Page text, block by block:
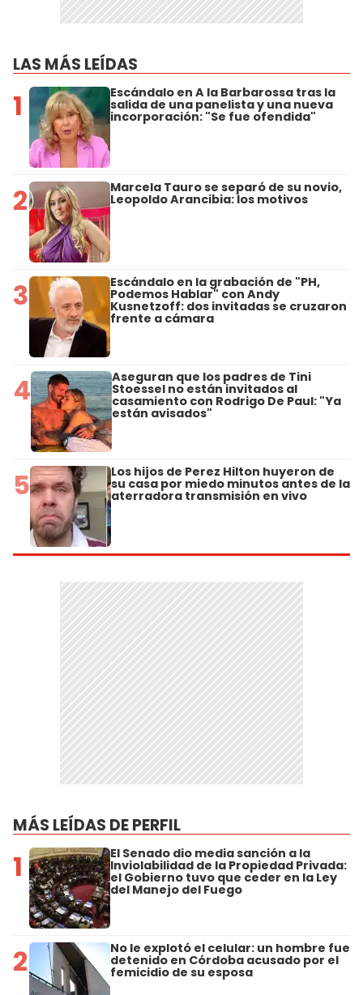
LAS MÁS LEÍDAS
1 Escándalo en A la Barbarossa tras la
salida de una panelista y una nueva
incorporación: "Se fue ofendida"
2 Marcela Tauro se separó de su novio,
Leopoldo Arancibia: los motivos
3 Escándalo en la grabación de "PH,
Podemos Hablar" con Andy
Kusnetzoff: dos invitadas se cruzaron
frente a cámara
4 Aseguran que los padres de Tini
Stoessel no están invitados al
casamiento con Rodrigo De Paul: "Ya
están avisados"
5 Los hijos de Perez Hilton huyeron de
su casa por miedo minutos antes de la
aterradora transmisión en vivo
MÁS LEÍDAS DE PERFIL
1 El Senado dio media sanción a la
Inviolabilidad de la Propiedad Privada:
el Gobierno tuvo que ceder en la Ley
del Manejo del Fuego
2 No le explotó el celular: un hombre fue
detenido en Córdoba acusado por el
femicidio de su esposa